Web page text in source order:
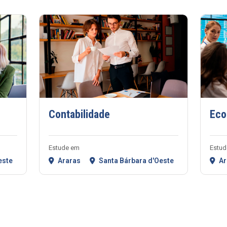
Contabilidade
Estude em
Araras Santa Bárbara d'Oeste